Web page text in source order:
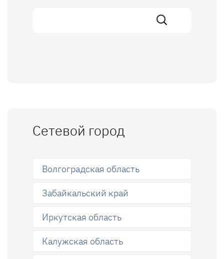
Сетевой город
Волгоградская область
Забайкальский край
Иркутская область
Калужская область